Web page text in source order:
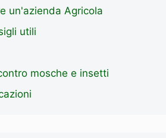
un'azienda Agricola
utili
mosche e insetti